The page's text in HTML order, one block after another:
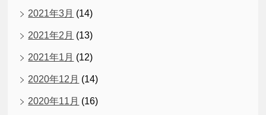
2021年3月 (14)
2021年2月 (13)
2021年1月 (12)
2020年12月 (14)
2020年11月 (16)